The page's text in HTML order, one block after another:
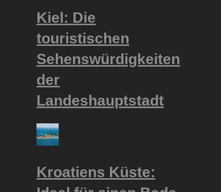
Kiel: Die
touristischen
Sehenswürdigkeiten
der
Landeshauptstadt
Kroatiens Küste: